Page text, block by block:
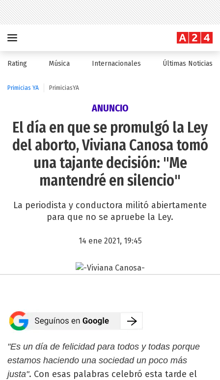
Rating Música Internacionales Últimas Noticias
Primicias YA PrimiciasYA
ANUNCIO
El día en que se promulgó la Ley
del aborto, Viviana Canosa tomó
una tajante decisión: "Me
mantendré en silencio"
La periodista y conductora militó abiertamente
para que no se apruebe la Ley.
14 ene 2021, 19:45
"Es un día de felicidad para todos y todas porque
estamos haciendo una sociedad un poco más
justa". Con esas palabras celebró esta tarde el